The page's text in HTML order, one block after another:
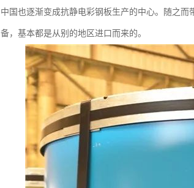
中国也逐渐变成抗静电彩钢板生产的中心。随之
备，基本都是从别的地区进口而来的。